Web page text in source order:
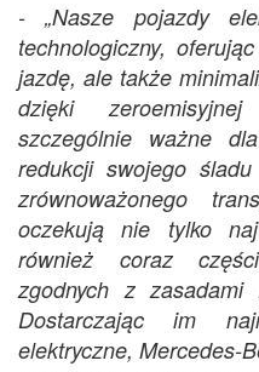
- „Nasze pojazdy
technologiczny,
jazdę, ale także
dzięki
szczególnie ważne
redukcji swojego
zrównoważonego
oczekują nie tylko
również coraz
zgodnych z zasadami
Dostarczając im
elektryczne, Mercedes-